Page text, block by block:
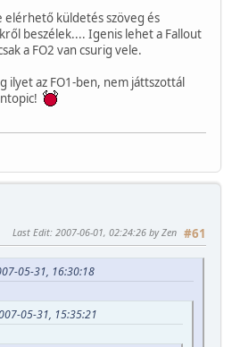
küldetés szöveg és
beszélek.... Igenis lehet a Fallout
a FO2 van csurig vele.
ilyet az FO1-ben, nem játtszottál
#61
Last Edit: 2007-06-01, 02:24:26 by Zen
05-31, 16:30:18
05-31, 15:35:21